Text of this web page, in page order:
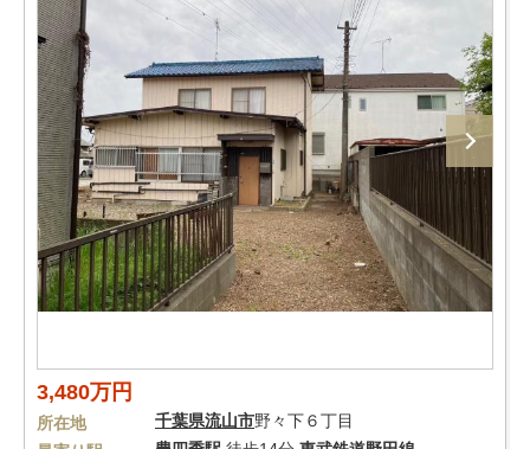
3,480万円
所在地 千葉県流山市野々下６丁目